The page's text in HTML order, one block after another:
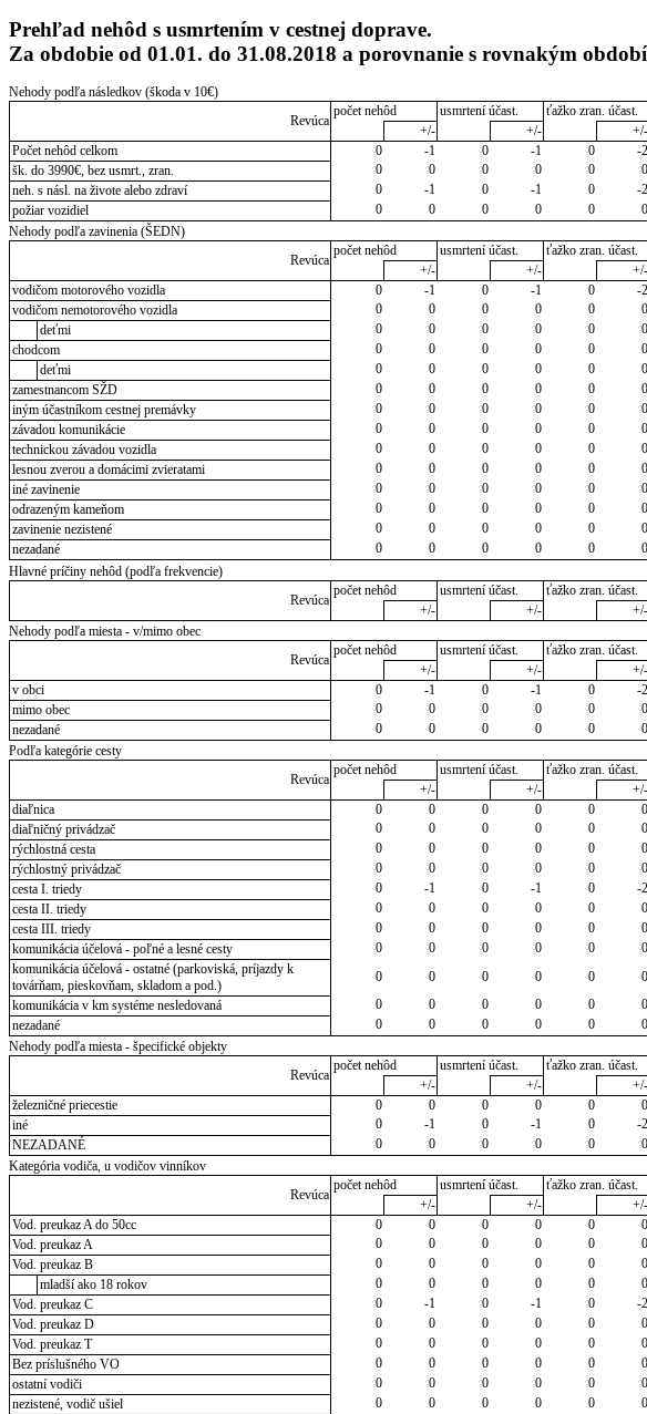
Prehľad nehôd s usmrtením v cestnej doprave.
Za obdobie od 01.01. do 31.08.2018 a porovnanie s rovnakým
Nehody podľa následkov (škoda v 10€)
Revúca
počet nehôd usmrtení účast. ťažko zran. účast.
+/-
+/- +/-
Počet nehôd celkom
0 -1 0 -1 0 -2
šk. do 3990€, bez usmrt., zran.
0 0 0 0 0 0
neh. s násl. na živote alebo zdraví
0 -1 0 -1 0 -2
požiar vozidiel
0 0 0 0 0 0
Nehody podľa zavinenia (ŠEDN)
Revúca
počet nehôd usmrtení účast. ťažko zran. účast.
+/-
+/- +/-
vodičom motorového vozidla
0 -1 0 -1 0 -2
vodičom nemotorového vozidla
0 0 0 0 0 0
deťmi
0 0 0 0 0 0
chodcom
0 0 0 0 0 0
deťmi
0 0 0 0 0 0
zamestnancom SŽD
0 0 0 0 0 0
iným účastníkom cestnej premávky
0 0 0 0 0 0
závadou komunikácie
0 0 0 0 0 0
technickou závadou vozidla
0 0 0 0 0 0
lesnou zverou a domácimi zvieratami
0 0 0 0 0 0
iné zavinenie
0 0 0 0 0 0
odrazeným kameňom
0 0 0 0 0 0
zavinenie nezistené
0 0 0 0 0 0
nezadané
0 0 0 0 0 0
Hlavné príčiny nehôd (podľa frekvencie)
Revúca
počet nehôd usmrtení účast. ťažko zran. účast.
+/-
+/- +/-
Nehody podľa miesta - v/mimo obec
Revúca
počet nehôd usmrtení účast. ťažko zran. účast.
+/-
+/- +/-
v obci
0 -1 0 -1 0 -2
mimo obec
0 0 0 0 0 0
nezadané
0 0 0 0 0 0
Podľa kategórie cesty
Revúca
počet nehôd usmrtení účast. ťažko zran. účast.
+/-
+/- +/-
diaľnica
0 0 0 0 0 0
diaľničný privádzač
0 0 0 0 0 0
rýchlostná cesta
0 0 0 0 0 0
rýchlostný privádzač
0 0 0 0 0 0
cesta I. triedy
0 -1 0 -1 0 -2
cesta II. triedy
0 0 0 0 0 0
cesta III. triedy
0 0 0 0 0 0
komunikácia účelová - poľné a lesné cesty
0 0 0 0 0 0
komunikácia účelová - ostatné (parkoviská, príjazdy k
továrňam, pieskovňam, skladom a pod.)
0 0 0 0 0 0
komunikácia v km systéme nesledovaná
0 0 0 0 0 0
nezadané
0 0 0 0 0 0
Nehody podľa miesta - špecifické objekty
Revúca
počet nehôd usmrtení účast. ťažko zran. účast.
+/-
+/- +/-
železničné priecestie
0 0 0 0 0 0
iné
0 -1 0 -1 0 -2
NEZADANÉ
0 0 0 0 0 0
Kategória vodiča, u vodičov vinníkov
Revúca
počet nehôd usmrtení účast. ťažko zran. účast.
+/-
+/- +/-
Vod. preukaz A do 50cc
0 0 0 0 0 0
Vod. preukaz A
0 0 0 0 0 0
Vod. preukaz B
0 0 0 0 0 0
mladší ako 18 rokov
0 0 0 0 0 0
Vod. preukaz C
0 -1 0 -1 0 -2
Vod. preukaz D
0 0 0 0 0 0
Vod. preukaz T
0 0 0 0 0 0
Bez príslušného VO
0 0 0 0 0 0
ostatní vodiči
0 0 0 0 0 0
nezistené, vodič ušiel
0 0 0 0 0 0